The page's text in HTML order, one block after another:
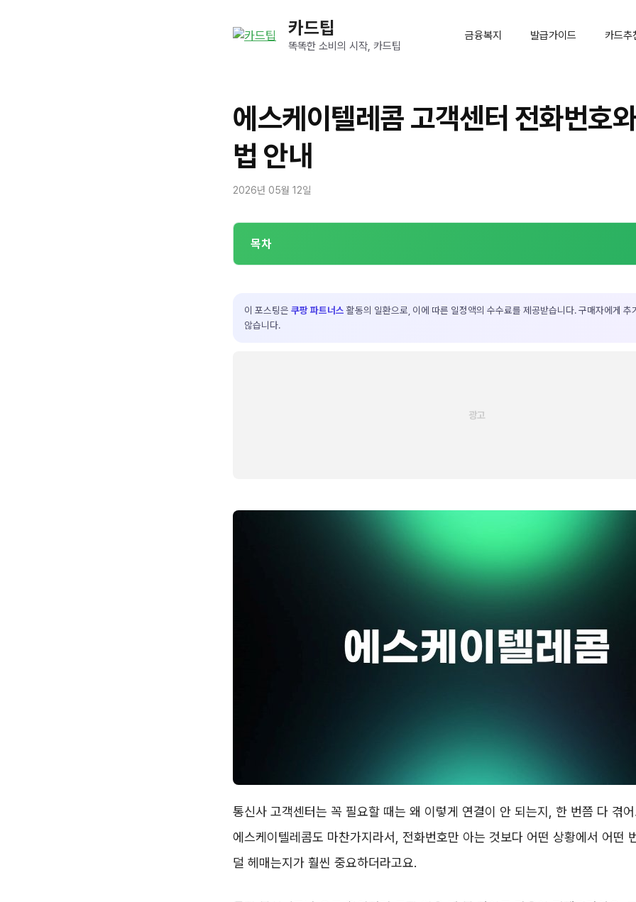
카드팁
똑똑한 소비의 시작, 카드팁
금융복지 발급가이드 카드추
에스케이텔레콤 고객센터 전화번호
법 안내
2026년 05월 12일
목차
이 포스팅은 쿠팡 파트너스 활동의 일환으로, 이에 따른 일정액의 수수료를 제공받습니다. 구매자에게 추
않습니다.
통신사 고객센터는 꼭 필요할 때는 왜 이렇게 연결이 안 되는지, 한 번쯤 다 겪
에스케이텔레콤도 마찬가지라서, 전화번호만 아는 것보다 어떤 상황에서 어떤
덜 헤매는지가 훨씬 중요하더라고요.